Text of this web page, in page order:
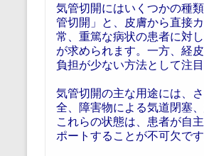
気管切開にはいくつかの種
管切開」と、皮膚から直接
常、重篤な病状の患者に対
が求められます。一方、経
負担が少ない方法として注目
気管切開の主な用途には、
全、障害物による気道閉塞
これらの状態は、患者が自
ポートすることが不可欠です